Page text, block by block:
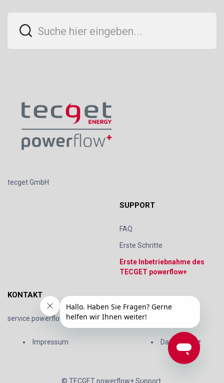
tecget GmbH
SUPPORT
FAQ
Erste Schritte
Erste Inbetriebnahme des
TECGET powerflow+
KONTAKT
service.powerflow@tecget.de
Impressum Datenschutz
© TECGET powerflow+ Support.